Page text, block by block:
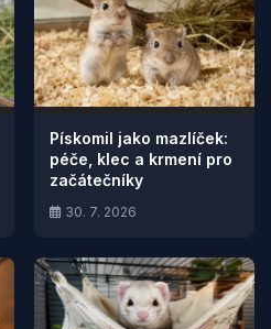
Pískomil jako mazlíček:
péče, klec a krmení pro
začátečníky
30. 7. 2026